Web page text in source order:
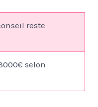
reste
selon